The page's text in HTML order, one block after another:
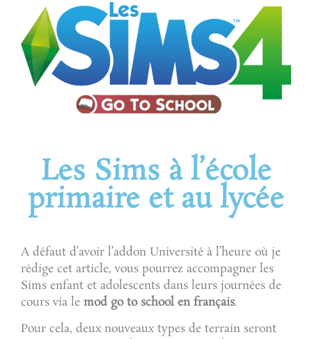
Les Sims à l’école
primaire et au lycée
A défaut d’avoir l’addon Université à l’heure où je
rédige cet article, vous pourrez accompagner les
Sims enfant et adolescents dans leurs journées de
cours via le mod go to school en français.
Pour cela, deux nouveaux types de terrain seront